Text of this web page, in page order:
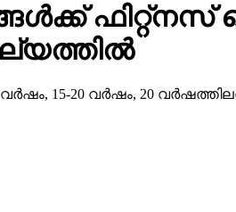
ഫിറ്റ്‌നസ്
15-20 വര്‍ഷം, 20